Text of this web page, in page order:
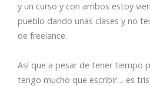
y un curso y con ambos estoy
pueblo dando unas clases y no
de freelance.
Así que a pesar de tener tiempo
tengo mucho que escribir… es